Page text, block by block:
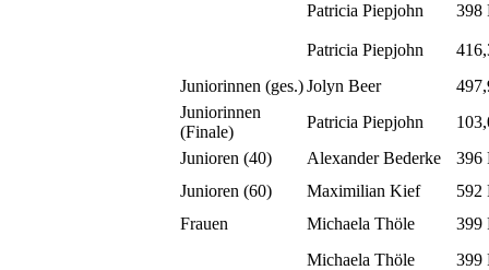
Patricia Piepjohn
398
Patricia Piepjohn
Juniorinnen (ges.) Jolyn Beer
Juniorinnen
(Finale)
Patricia Piepjohn
Junioren (40)
Alexander Bederke
396
Junioren (60)
Maximilian Kief
592
Frauen
Michaela Thöle
399
Michaela Thöle
399